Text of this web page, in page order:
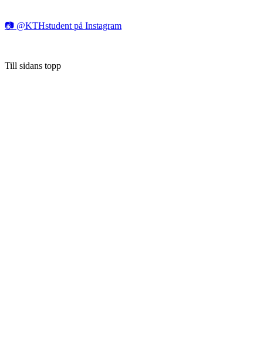
📷 @KTHstudent på Instagram
Till sidans topp